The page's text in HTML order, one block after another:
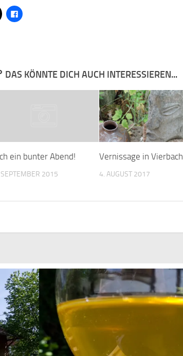
DAS KÖNNTE DICH AUCH INTERESSIEREN...
ein bunter Abend!
2015
Vernissage in Vierbach
4. AUGUST 2017